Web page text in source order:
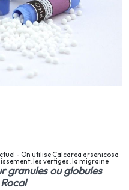
- On utilise Calcarea arsenicosa
les vertiges, la migraine
granules ou globules